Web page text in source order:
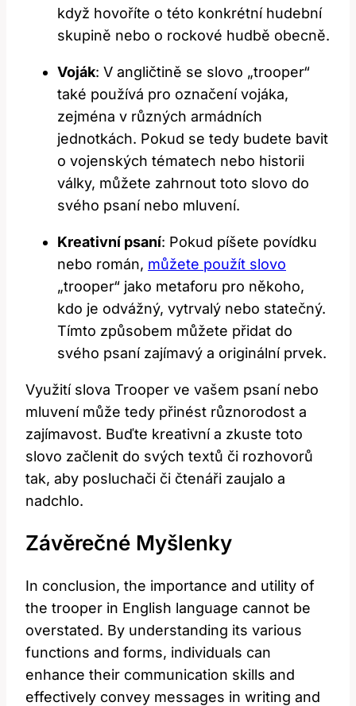
když hovoříte o této konkrétní hudební
skupině nebo o rockové hudbě obecně.
Voják: V angličtině se slovo „trooper“
také používá pro označení vojáka,
zejména v různých armádních
jednotkách. Pokud se tedy budete bavit
o vojenských tématech nebo historii
války, můžete zahrnout toto slovo do
svého psaní nebo mluvení.
Kreativní psaní: Pokud píšete povídku
nebo román, můžete použít slovo
„trooper“ jako metaforu pro někoho,
kdo je odvážný, vytrvalý nebo statečný.
Tímto způsobem můžete přidat do
svého psaní zajímavý a originální prvek.
Využití slova Trooper ve vašem psaní nebo
mluvení může tedy přinést různorodost a
zajímavost. Buďte kreativní a zkuste toto
slovo začlenit do svých textů či rozhovorů
tak, aby posluchači či čtenáři zaujalo a
nadchlo.
Závěrečné Myšlenky
In conclusion, the importance and utility of
the trooper in English language cannot be
overstated. By understanding its various
functions and forms, individuals can
enhance their communication skills and
effectively convey messages in writing and